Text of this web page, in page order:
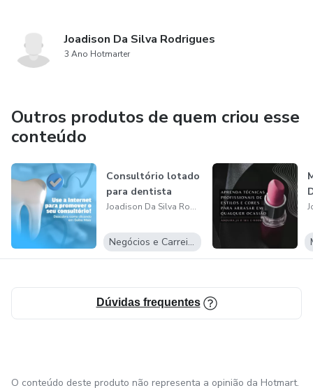
Joadison Da Silva Rodrigues
3 Ano Hotmarter
Outros produtos de quem criou esse
conteúdo
Consultório lotado
para dentista
Joadison Da Silva Rodrigues
Negócios e Carreira
Dúvidas frequentes
O conteúdo deste produto não representa a opinião da Hotmart.